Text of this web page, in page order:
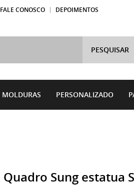
FALE CONOSCO DEPOIMENTOS
PESQUISAR
MOLDURAS PERSONALIZADO
Quadro Sung estatua